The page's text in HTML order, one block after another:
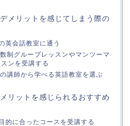
メリットを感じてしまう際の
英会話教室に通う
制グループレッスンやマンツーマ
ンを受講する
講師から学べる英語教室を選ぶ
リットを感じられるおすすめ
的に合ったコースを受講する